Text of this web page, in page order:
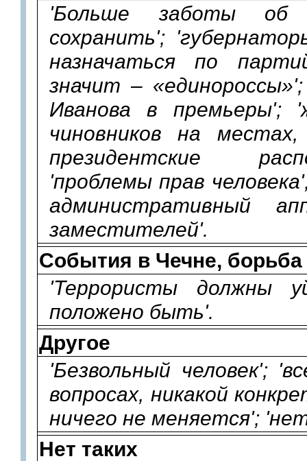
'Больше заботы
сохранить';
назначаться по
значит –
Иванова в премьеры';
чиновников на
президентские
'проблемы прав
административный
заместителей'.
События в Чечне,
'Террористы
положено быть'.
Другое
'Безвольный человек';
вопросах, никакой
ничего не меняется';
Нет таких